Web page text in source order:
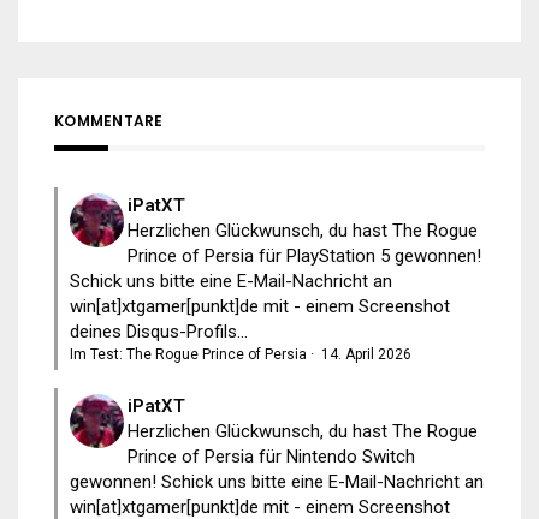
KOMMENTARE
iPatXT
Herzlichen Glückwunsch, du hast The Rogue
Prince of Persia für PlayStation 5 gewonnen!
Schick uns bitte eine E-Mail-Nachricht an
win[at]xtgamer[punkt]de mit - einem Screenshot
deines Disqus-Profils...
Im Test: The Rogue Prince of Persia · 14. April 2026
iPatXT
Herzlichen Glückwunsch, du hast The Rogue
Prince of Persia für Nintendo Switch
gewonnen! Schick uns bitte eine E-Mail-Nachricht an
win[at]xtgamer[punkt]de mit - einem Screenshot